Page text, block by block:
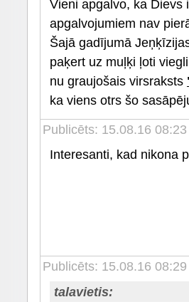
Vieni apgalvo, ka Dievs
apgalvojumiem nav
Šajā gadījumā
paķert uz muļķi ļoti
nu graujošais virsraksts
ka viens otrs šo
Publicēts: 15.08.16 08:23
Interesanti, kad nikona
Publicēts: 15.08.16 08:29
talavietis: